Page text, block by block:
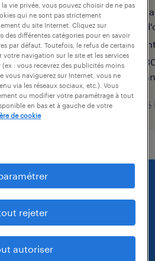
hauts-de-
000 € par
vie privée, vous pouvez choisir de ne pas
qui ne sont pas strictement
du site Internet. Cliquez sur
des différentes catégories pour en savoir
par défaut. Toutefois, le refus de certains
navigation sur le site et les services
: vous recevrez des publicités moins
vous naviguerez sur Internet, vous ne
via les réseaux sociaux, etc.). Vous
ou modifier votre paramétrage à tout
en bas et à gauche de votre
de cookie
rejeter
autoriser